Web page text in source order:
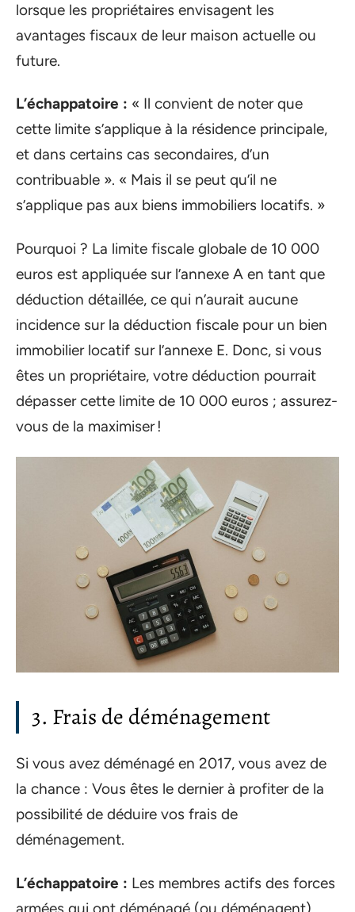
lorsque les propriétaires envisagent les
avantages fiscaux de leur maison actuelle ou
future.
L’échappatoire : « Il convient de noter que
cette limite s’applique à la résidence principale,
et dans certains cas secondaires, d’un
contribuable ». « Mais il se peut qu’il ne
s’applique pas aux biens immobiliers locatifs. »
Pourquoi ? La limite fiscale globale de 10 000
euros est appliquée sur l’annexe A en tant que
déduction détaillée, ce qui n’aurait aucune
incidence sur la déduction fiscale pour un bien
immobilier locatif sur l’annexe E. Donc, si vous
êtes un propriétaire, votre déduction pourrait
dépasser cette limite de 10 000 euros ; assurez-
vous de la maximiser !
3. Frais de déménagement
Si vous avez déménagé en 2017, vous avez de
la chance : Vous êtes le dernier à profiter de la
possibilité de déduire vos frais de
déménagement.
L’échappatoire : Les membres actifs des forces